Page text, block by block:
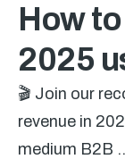
How
2025
🎬 Join our
revenue in
medium B2B